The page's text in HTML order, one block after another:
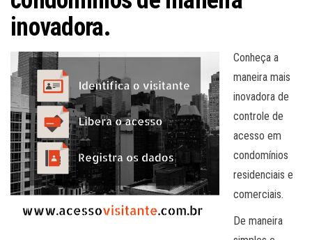
inovadora.
Conheça a
maneira mais
inovadora de
controle de
acesso em
condomínios
residenciais e
comerciais.
De maneira